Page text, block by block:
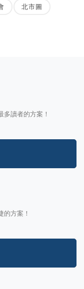
北市圖
讀者的方案！
方案！